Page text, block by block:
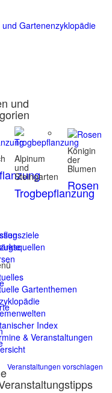
und
Alpinum
und
Steingarten
Trogbepflanzung
Königin
der
Blumen
Rosen
Veranstaltungen vorschlagen
Gartenthemen
Index
& Veranstaltungen